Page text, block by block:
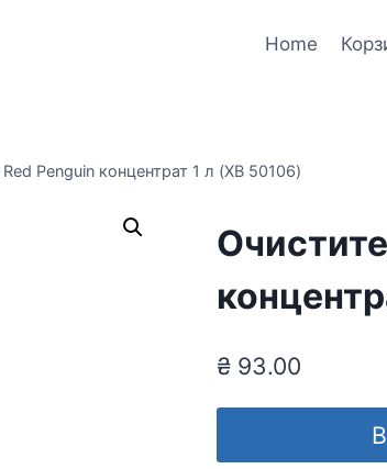
Home
Penguin концентрат 1 л (XB 50106)
₴93.00